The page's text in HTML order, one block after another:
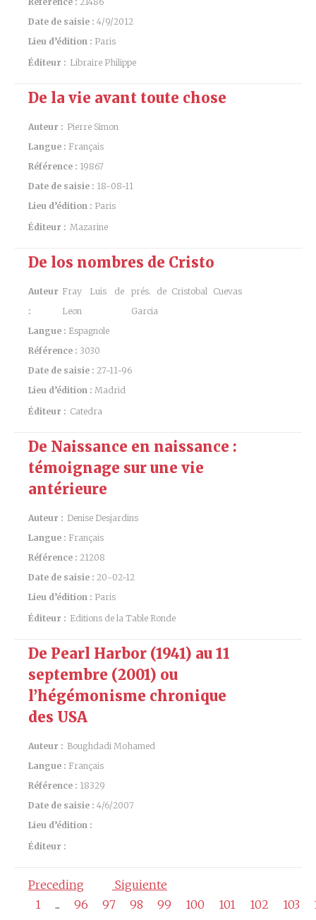
Date de saisie : 4/9/2012
Lieu d’édition : Paris
Éditeur : Libraire Philippe
De la vie avant toute chose
Auteur : Pierre Simon
Langue : Français
Référence : 19867
Date de saisie : 18-08-11
Lieu d’édition : Paris
Éditeur : Mazarine
De los nombres de Cristo
Auteur
:
Fray Luis de
Leon
prés. de Cristobal Cuevas
Garcia
Langue : Espagnole
Référence : 3030
Date de saisie : 27-11-96
Lieu d’édition : Madrid
Éditeur : Catedra
De Naissance en naissance :
témoignage sur une vie
antérieure
Auteur : Denise Desjardins
Langue : Français
Référence : 21208
Date de saisie : 20-02-12
Lieu d’édition : Paris
Éditeur : Editions de la Table Ronde
De Pearl Harbor (1941) au 11
septembre (2001) ou
l’hégémonisme chronique
des USA
Auteur : Boughdadi Mohamed
Langue : Français
Référence : 18329
Date de saisie : 4/6/2007
Lieu d’édition :
Éditeur :
Preceding
Siguiente
1
... 96 97 98 99 100 101 102 103